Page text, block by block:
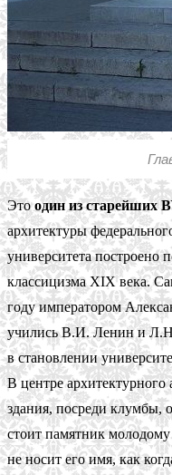
Этоодин из старейших
архитектуры
университета построено
классицизма XIX века.
году императором
учились В.И. Ленин и
в становлении
В центре архитектурного
здания, посреди клумбы,
стоит памятник
не носит его имя, как